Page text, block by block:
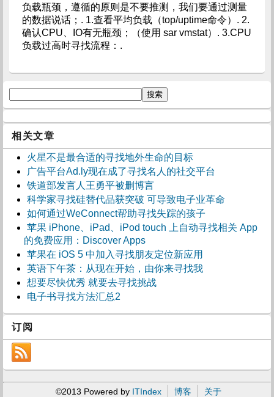
负载瓶颈，遵循的原则是不要推测，我们要通过测量
的数据说话；. 1.查看平均负载（top/uptime命令）. 2.
确认CPU、IO有无瓶颈；（使用 sar vmstat）. 3.CPU
负载过高时寻找流程：.
相关文章
火星不是最合适的寻找地外生命的目标
广告平台Ad.ly现在成了寻找名人的社交平台
铁道部发言人王勇平被删博言
科学家寻找硅替代品获突破 可导致电子业革命
如何通过WeConnect帮助寻找失踪的孩子
苹果 iPhone、iPad、iPod touch 上自动寻找相关 App
的免费应用：Discover Apps
苹果在 iOS 5 中加入寻找朋友定位新应用
英语下午茶：从现在开始，由你来寻找我
想要尽快优秀 就要去寻找挑战
电子书寻找方法汇总2
订阅
©2013 Powered by ITIndex 博客 关于